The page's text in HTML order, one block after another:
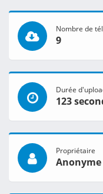
Nombre de
9
Durée
123
Propriétaire
Anonyme